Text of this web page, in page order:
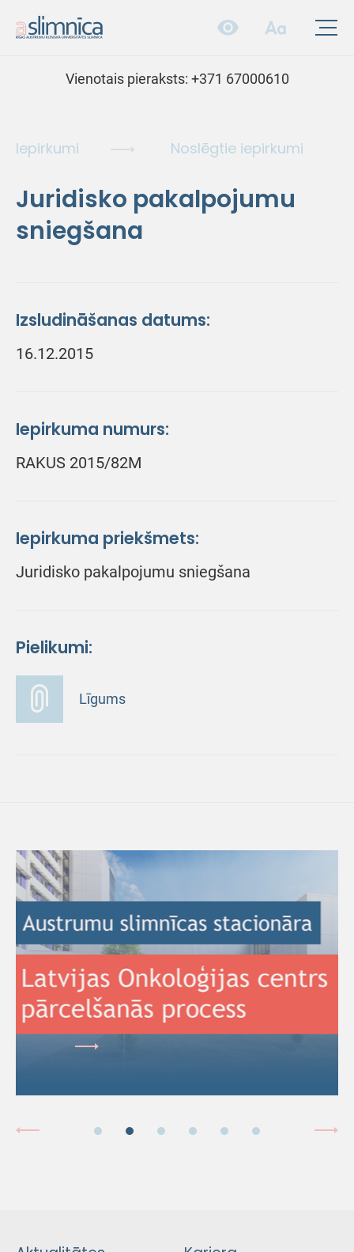
Vienotais pieraksts: +371 67000610
Iepirkumi Noslēgtie iepirkumi
Juridisko pakalpojumu
sniegšana
Izsludināšanas datums:
16.12.2015
Iepirkuma numurs:
RAKUS 2015/82M
Iepirkuma priekšmets:
Juridisko pakalpojumu sniegšana
Pielikumi:
Līgums